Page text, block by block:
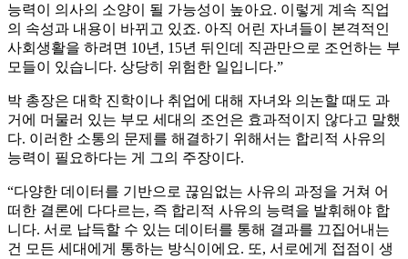
능력이 의사의 소양이 될 가능성이 높아요. 이렇게 계속 직업
의 속성과 내용이 바뀌고 있죠. 아직 어린 자녀들이 본격적인
사회생활을 하려면 10년, 15년 뒤인데 직관만으로 조언하는 부
모들이 있습니다. 상당히 위험한 일입니다.”
박 총장은 대학 진학이나 취업에 대해 자녀와 의논할 때도 과
거에 머물러 있는 부모 세대의 조언은 효과적이지 않다고 말했
다. 이러한 소통의 문제를 해결하기 위해서는 합리적 사유의
능력이 필요하다는 게 그의 주장이다.
“다양한 데이터를 기반으로 끊임없는 사유의 과정을 거쳐 어
떠한 결론에 다다르는, 즉 합리적 사유의 능력을 발휘해야 합
니다. 서로 납득할 수 있는 데이터를 통해 결과를 끄집어내는
건 모든 세대에게 통하는 방식이에요. 또, 서로에게 접점이 생